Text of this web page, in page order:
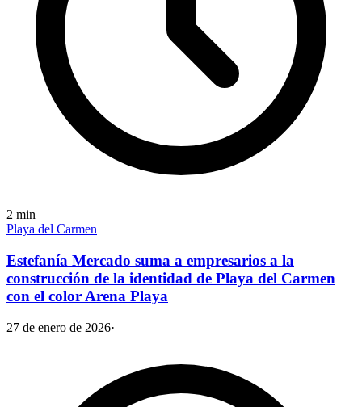
2 min
Playa del Carmen
Estefanía Mercado suma a empresarios a la
construcción de la identidad de Playa del Carmen
con el color Arena Playa
27 de enero de 2026·